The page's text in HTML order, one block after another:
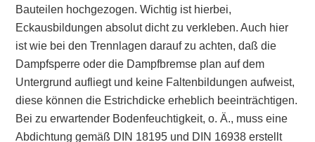
Bauteilen hochgezogen. Wichtig ist hierbei,
Eckausbildungen absolut dicht zu verkleben. Auch hier
ist wie bei den Trennlagen darauf zu achten, daß die
Dampfsperre oder die Dampfbremse plan auf dem
Untergrund aufliegt und keine Faltenbildungen aufweist,
diese können die Estrichdicke erheblich beeinträchtigen.
Bei zu erwartender Bodenfeuchtigkeit, o. Ä., muss eine
Abdichtung gemäß DIN 18195 und DIN 16938 erstellt